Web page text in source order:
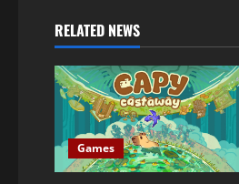
RELATED NEWS
Games